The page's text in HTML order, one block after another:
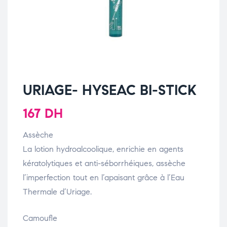
URIAGE- HYSEAC BI-STICK
167 DH
Assèche
La lotion hydroalcoolique, enrichie en agents
kératolytiques et anti-séborrhéiques, assèche
l’imperfection tout en l’apaisant grâce à l’Eau
Thermale d’Uriage.
Camoufle